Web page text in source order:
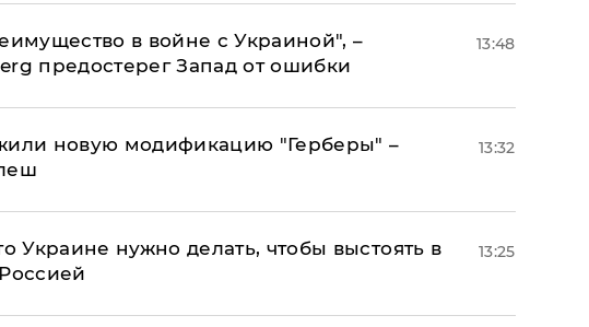
в войне с Украиной", –
предостерег Запад от ошибки
13:48
новую модификацию "Герберы" –
13:32
Украине нужно делать, чтобы выстоять в
13:25